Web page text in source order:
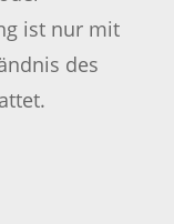
ist nur mit
des